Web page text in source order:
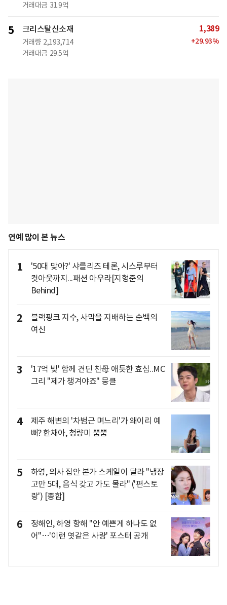
거래대금 31.9억
5 크리스탈신소재
거래량 2,193,714
거래대금 29.5억
1,389
+29.93%
연예 많이 본 뉴스
1
'50대 맞아?' 샤를리즈 테론, 시스루부터
컷아웃까지...패션 아우라[지형준의
Behind]
2
블랙핑크 지수, 사막을 지배하는 순백의
여신
3
'17억 빚' 함께 견딘 친母 애틋한 효심..MC
그리 "제가 챙겨야죠" 뭉클
4
제주 해변의 '차범근 며느리'가 왜이리 예
뻐? 한채아, 청량미 뿜뿜
5
하영, 의사 집안 본가 스케일이 달라 "냉장
고만 5대, 음식 갖고 가도 몰라" ('편스토
랑') [종합]
6
정해인, 하영 향해 "안 예쁜게 하나도 없
어"…'이런 엿같은 사랑' 포스터 공개